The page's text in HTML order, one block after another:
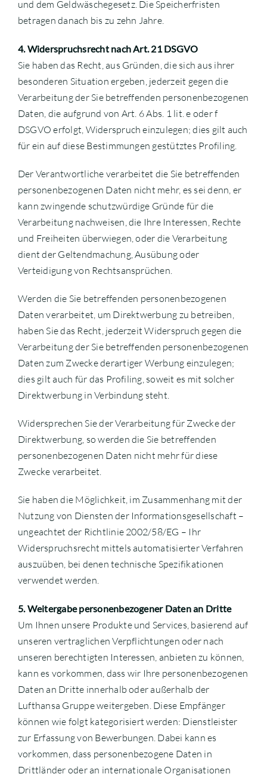
und dem Geldwäschegesetz. Die Speicherfristen
betragen danach bis zu zehn Jahre.
4. Widerspruchsrecht nach Art. 21 DSGVO
Sie haben das Recht, aus Gründen, die sich aus ihrer
besonderen Situation ergeben, jederzeit gegen die
Verarbeitung der Sie betreffenden personenbezogenen
Daten, die aufgrund von Art. 6 Abs. 1 lit. e oder f
DSGVO erfolgt, Widerspruch einzulegen; dies gilt auch
für ein auf diese Bestimmungen gestütztes Profiling.
Der Verantwortliche verarbeitet die Sie betreffenden
personenbezogenen Daten nicht mehr, es sei denn, er
kann zwingende schutzwürdige Gründe für die
Verarbeitung nachweisen, die Ihre Interessen, Rechte
und Freiheiten überwiegen, oder die Verarbeitung
dient der Geltendmachung, Ausübung oder
Verteidigung von Rechtsansprüchen.
Werden die Sie betreffenden personenbezogenen
Daten verarbeitet, um Direktwerbung zu betreiben,
haben Sie das Recht, jederzeit Widerspruch gegen die
Verarbeitung der Sie betreffenden personenbezogenen
Daten zum Zwecke derartiger Werbung einzulegen;
dies gilt auch für das Profiling, soweit es mit solcher
Direktwerbung in Verbindung steht.
Widersprechen Sie der Verarbeitung für Zwecke der
Direktwerbung, so werden die Sie betreffenden
personenbezogenen Daten nicht mehr für diese
Zwecke verarbeitet.
Sie haben die Möglichkeit, im Zusammenhang mit der
Nutzung von Diensten der Informationsgesellschaft –
ungeachtet der Richtlinie 2002/58/EG – Ihr
Widerspruchsrecht mittels automatisierter Verfahren
auszuüben, bei denen technische Spezifikationen
verwendet werden.
5. Weitergabe personenbezogener Daten an Dritte
Um Ihnen unsere Produkte und Services, basierend auf
unseren vertraglichen Verpflichtungen oder nach
unseren berechtigten Interessen, anbieten zu können,
kann es vorkommen, dass wir Ihre personenbezogenen
Daten an Dritte innerhalb oder außerhalb der
Lufthansa Gruppe weitergeben. Diese Empfänger
können wie folgt kategorisiert werden: Dienstleister
zur Erfassung von Bewerbungen. Dabei kann es
vorkommen, dass personenbezogene Daten in
Drittländer oder an internationale Organisationen